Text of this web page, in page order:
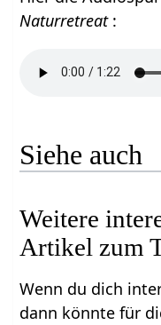
Naturretreat :
Siehe auch
Weitere
Artikel zum
Wenn du dich
dann könnte für